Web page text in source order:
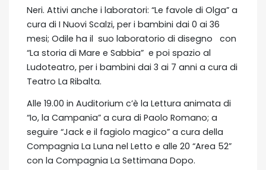
Neri. Attivi anche i laboratori: “Le favole di Olga” a
cura di I Nuovi Scalzi, per i bambini dai 0 ai 36
mesi; Odile ha il suo laboratorio di disegno con
“La storia di Mare e Sabbia” e poi spazio al
Ludoteatro, per i bambini dai 3 ai 7 anni a cura di
Teatro La Ribalta.
Alle 19.00 in Auditorium c’è la Lettura animata di
“Io, la Campania” a cura di Paolo Romano; a
seguire “Jack e il fagiolo magico” a cura della
Compagnia La Luna nel Letto e alle 20 “Area 52”
con la Compagnia La Settimana Dopo.